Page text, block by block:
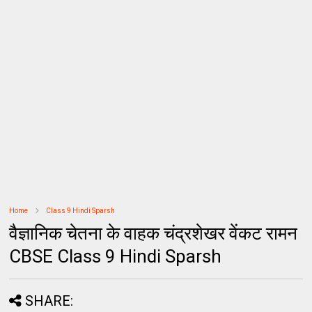
Home Class 9 Hindi Sparsh
वैज्ञानिक चेतना के वाहक चंद्रशेखर वेंकट रामन
CBSE Class 9 Hindi Sparsh
SHARE: